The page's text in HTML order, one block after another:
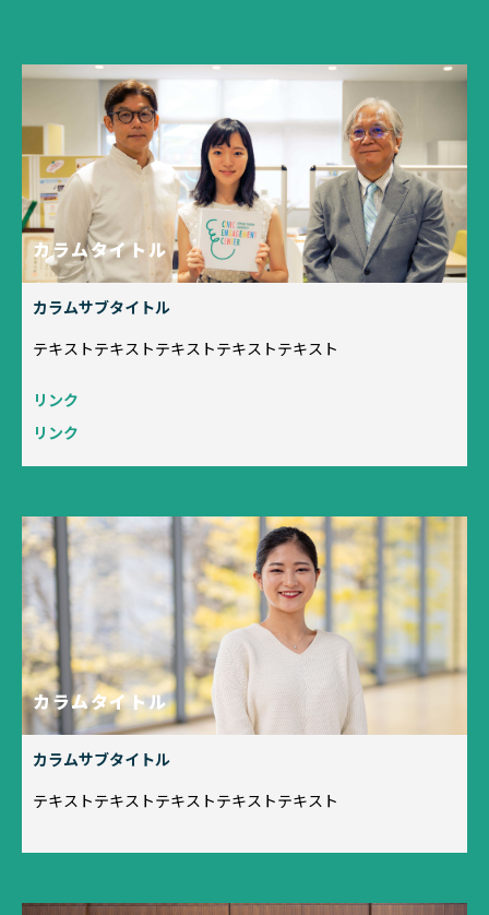
カラムタイトル
カラムサブタイトル
テキストテキストテキストテキストテキスト
リンク
リンク
カラムタイトル
カラムサブタイトル
テキストテキストテキストテキストテキスト